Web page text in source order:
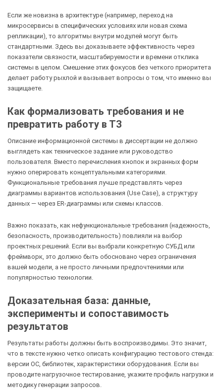
Если же новизна в архитектуре (например, переход на
микросервисы в специфических условиях или новая схема
репликации), то алгоритмы внутри модулей могут быть
стандартными. Здесь вы доказываете эффективность через
показатели связности, масштабируемости и времени отклика
системы в целом. Смешение этих фокусов без четкого приоритета
делает работу рыхлой и вызывает вопросы о том, что именно вы
защищаете.
Как формализовать требования и не
превратить работу в ТЗ
Описание информационной системы в диссертации не должно
выглядеть как техническое задание или руководство
пользователя. Вместо перечисления кнопок и экранных форм
нужно оперировать концептуальными категориями.
Функциональные требования лучше представлять через
диаграммы вариантов использования (Use Case), а структуру
данных — через ER-диаграммы или схемы классов.
Важно показать, как нефункциональные требования (надежность,
безопасность, производительность) повлияли на выбор
проектных решений. Если вы выбрали конкретную СУБД или
фреймворк, это должно быть обосновано через ограничения
вашей модели, а не просто личными предпочтениями или
популярностью технологии.
Доказательная база: данные,
эксперименты и сопоставимость
результатов
Результаты работы должны быть воспроизводимы. Это значит,
что в тексте нужно четко описать конфигурацию тестового стенда:
версии ОС, библиотек, характеристики оборудования. Если вы
проводите нагрузочное тестирование, укажите профиль нагрузки и
методику генерации запросов.